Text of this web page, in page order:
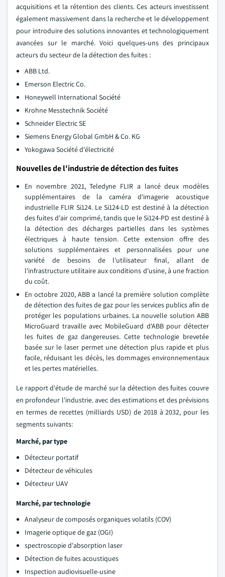
acquisitions et la rétention des clients. Ces acteurs investissent
également massivement dans la recherche et le développement
pour introduire des solutions innovantes et technologiquement
avancées sur le marché. Voici quelques-uns des principaux
acteurs du secteur de la détection des fuites :
ABB Ltd.
Emerson Electric Co.
Honeywell International Société
Krohne Messtechnik Société
Schneider Electric SE
Siemens Energy Global GmbH & Co. KG
Yokogawa Société d'électricité
Nouvelles de l'industrie de détection des fuites
En novembre 2021, Teledyne FLIR a lancé deux modèles
supplémentaires de la caméra d'imagerie acoustique
industrielle FLIR Si124. Le Si124-LD est destiné à la détection
des fuites d'air comprimé, tandis que le Si124-PD est destiné à
la détection des décharges partielles dans les systèmes
électriques à haute tension. Cette extension offre des
solutions supplémentaires et personnalisées pour une
variété de besoins de l'utilisateur final, allant de
l'infrastructure utilitaire aux conditions d'usine, à une fraction
du coût.
En octobre 2020, ABB a lancé la première solution complète
de détection des fuites de gaz pour les services publics afin de
protéger les populations urbaines. La nouvelle solution ABB
MicroGuard travaille avec MobileGuard d'ABB pour détecter
les fuites de gaz dangereuses. Cette technologie brevetée
basée sur le laser permet une détection plus rapide et plus
facile, réduisant les décès, les dommages environnementaux
et les pertes matérielles.
Le rapport d'étude de marché sur la détection des fuites couvre
en profondeur l'industrie. avec des estimations et des prévisions
en termes de recettes (milliards USD) de 2018 à 2032, pour les
segments suivants:
Marché, par type
Détecteur portatif
Détecteur de véhicules
Détecteur UAV
Marché, par technologie
Analyseur de composés organiques volatils (COV)
Imagerie optique de gaz (OGI)
spectroscopie d'absorption laser
Détection de fuites acoustiques
Inspection audiovisuelle-usine